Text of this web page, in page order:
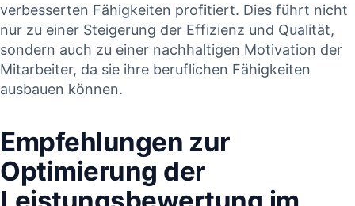
verbesserten Fähigkeiten ⁣profitiert. Dies ‍führt nicht
⁤nur zu ⁤einer Steigerung ‌der Effizienz und Qualität,
⁣sondern ‌auch zu einer nachhaltigen ⁢Motivation der
Mitarbeiter, da⁢ sie ihre ‍beruflichen Fähigkeiten
‌ausbauen können.
Empfehlungen⁤ zur
Optimierung der